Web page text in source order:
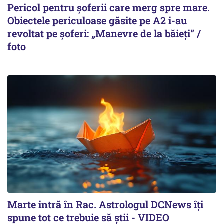
Pericol pentru șoferii care merg spre mare.
Obiectele periculoase găsite pe A2 i-au
revoltat pe șoferi: „Manevre de la băieți” /
foto
Marte intră în Rac. Astrologul DCNews îți
spune tot ce trebuie să știi - VIDEO